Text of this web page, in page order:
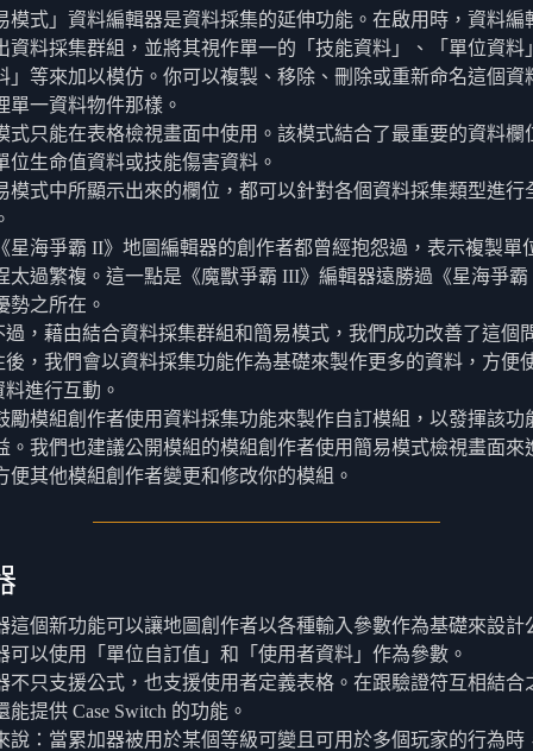
模式」資料編輯器是資料採集的延伸功能。在啟用時，資料編
資料採集群組，並將其視作單一的「技能資料」、「單位資料
」等來加以模仿。你可以複製、移除、刪除或重新命名這個資
單一資料物件那樣。
式只能在表格檢視畫面中使用。該模式結合了最重要的資料欄
位生命值資料或技能傷害資料。
模式中所顯示出來的欄位，都可以針對各個資料採集類型進行
星海爭霸 II》地圖編輯器的創作者都曾經抱怨過，表示複製單
太過繁複。這一點是《魔獸爭霸 III》編輯器遠勝過《星海爭霸
勢之所在。
過，藉由結合資料採集群組和簡易模式，我們成功改善了這個
後，我們會以資料採集功能作為基礎來製作更多的資料，方便
料進行互動。
勵模組創作者使用資料採集功能來製作自訂模組，以發揮該功
。我們也建議公開模組的模組創作者使用簡易模式檢視畫面來
便其他模組創作者變更和修改你的模組。
這個新功能可以讓地圖創作者以各種輸入參數作為基礎來設計
可以使用「單位自訂值」和「使用者資料」作為參數。
不只支援公式，也支援使用者定義表格。在跟驗證符互相結合
能提供 Case Switch 的功能。
說：當累加器被用於某個等級可變且可用於多個玩家的行為時